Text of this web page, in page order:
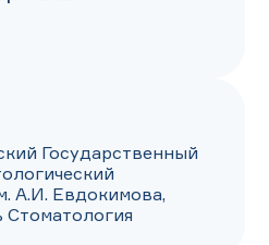
Государственный
А.И. Евдокимова,
Стоматология